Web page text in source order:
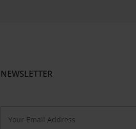
NEWSLETTER